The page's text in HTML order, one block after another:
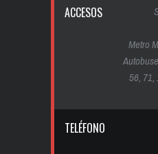
ACCESOS
Metro
56, 71,
TELÉFONO